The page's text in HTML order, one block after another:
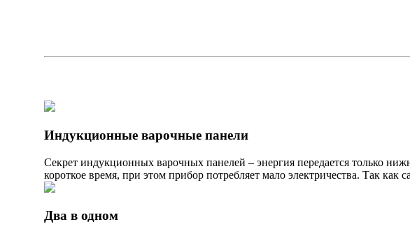
Индукционные варочные панели
Секрет индукционных варочных панелей – энергия передается только
короткое время, при этом прибор потребляет мало электричества. Так
Два в одном